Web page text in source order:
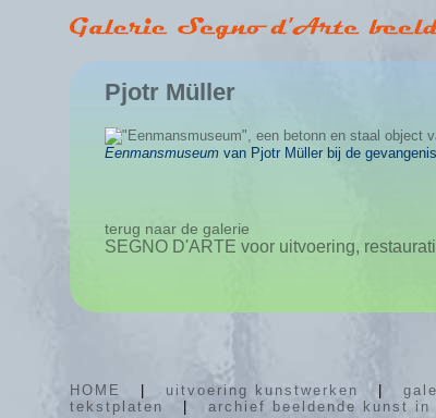
Pjotr Müller
Eenmansmuseum van Pjotr Müller bij de
terug naar de galerie
SEGNO D'ARTE voor uitvoering,
HOME uitvoering kunstwerken |
tekstplaten
archief beeldende kunst in